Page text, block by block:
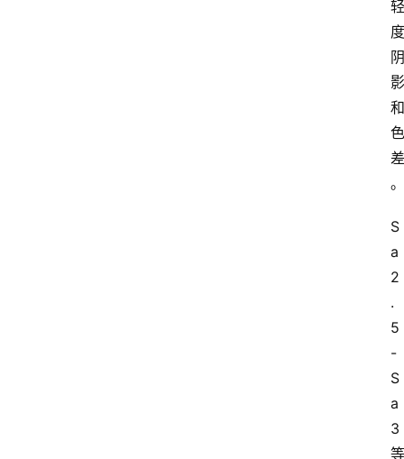
轻
度
阴
影
和
色
差
。
S
a
2
.
5
-
S
a
3
等